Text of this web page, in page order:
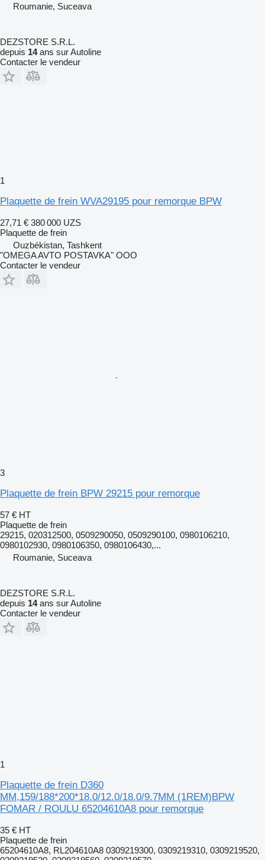
Roumanie, Suceava
DEZSTORE S.R.L.
depuis 14ans sur Autoline
Contacter le vendeur
1
Plaquette de frein WVA29195 pour remorque BPW
27,71 € 380 000 UZS
Plaquette de frein
Ouzbékistan, Tashkent
"OMEGA AVTO POSTAVKA" OOO
Contacter le vendeur
3
Plaquette de frein BPW 29215 pour remorque
57 € HT
Plaquette de frein
29215, 020312500, 0509290050, 0509290100, 0980106210,
0980102930, 0980106350, 0980106430,...
Roumanie, Suceava
DEZSTORE S.R.L.
depuis 14ans sur Autoline
Contacter le vendeur
1
Plaquette de frein D360
MM,159/188*200*18.0/12.0/18.0/9.7MM (1REM)BPW
FOMAR / ROULU 65204610A8 pour remorque
35 € HT
Plaquette de frein
65204610A8, RL204610A8 0309219300, 0309219310, 0309219520,